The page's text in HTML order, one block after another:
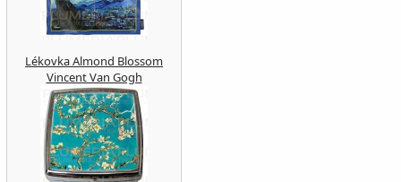
Lékovka Almond Blossom
Vincent Van Gogh